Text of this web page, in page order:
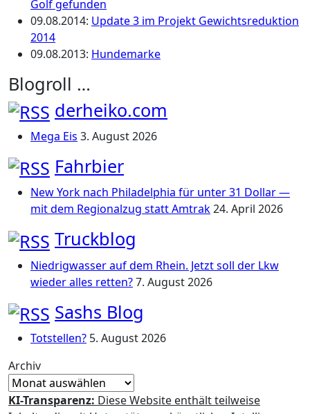
Golf gefunden
09.08.2014: Update 3 im Projekt Gewichtsreduktion
2014
09.08.2013: Hundemarke
Blogroll …
derheiko.com
Mega Eis 3. August 2026
Fahrbier
New York nach Philadelphia für unter 31 Dollar —
mit dem Regionalzug statt Amtrak24. April 2026
Truckblog
Niedrigwasser auf dem Rhein. Jetzt soll der Lkw
wieder alles retten?7. August 2026
Sashs Blog
Totstellen? 5. August 2026
Archiv
KI-Transparenz: Diese Website enthält teilweise